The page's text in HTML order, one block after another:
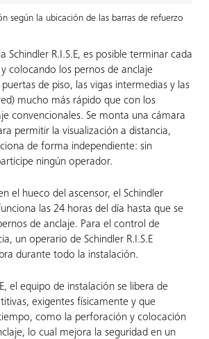
según la ubicación de las barras de refuerzo
Schindler R.I.S.E, es posible terminar cada
colocando los pernos de anclaje
de piso, las vigas intermedias y las
mucho más rápido que con los
convencionales. Se monta una cámara
permitir la visualización a distancia,
de forma independiente: sin
ningún operador.
el hueco del ascensor, el Schindler
las 24 horas del día hasta que se
de anclaje. Para el control de
un operario de Schindler R.I.S.E
durante todo la instalación.
el equipo de instalación se libera de
exigentes físicamente y que
como la perforación y colocación
lo cual mejora la seguridad en un